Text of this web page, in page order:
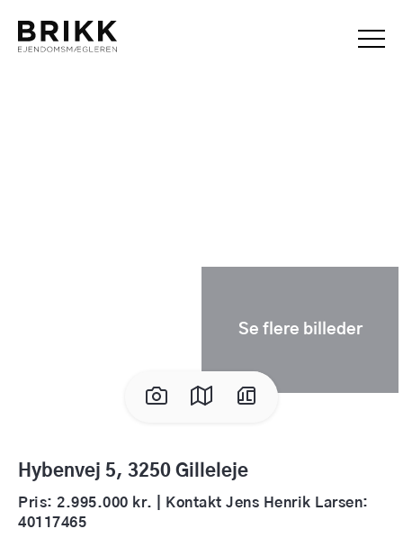
Se flere billeder
Hybenvej 5, 3250 Gilleleje
Pris: 2.995.000 kr. | Kontakt Jens Henrik Larsen:
40117465